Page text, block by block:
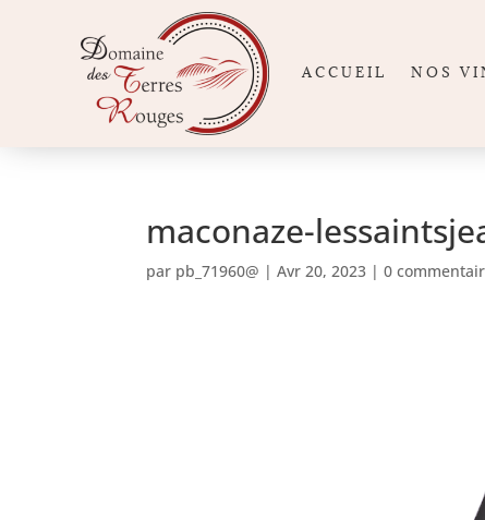
ACCUEIL NOS
maconaze-
par pb_71960@ |Avr 20, 2023 |0